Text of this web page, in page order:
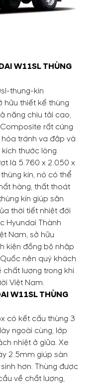
W11SL THÙNG
hữu thiết kế thùng
năng chịu tải cao,
rất cứng
tránh va đập và
thước lòng
là 5.760 x 2.050 x
kín, nó có thể
hàng, thất thoát
kín giúp sản
thời tiết nhiệt đới
Hyundai Thành
Nam, sở hữu
kiện đồng bộ nhập
nên quý khách
lượng trong khi
Việt Nam.
W11SL THÙNG
có kết cấu thùng 3
ngoài cùng, lớp
nhiệt ở giữa. Xe
2.5mm giúp sàn
hơn. Thùng được
về chất lượng,